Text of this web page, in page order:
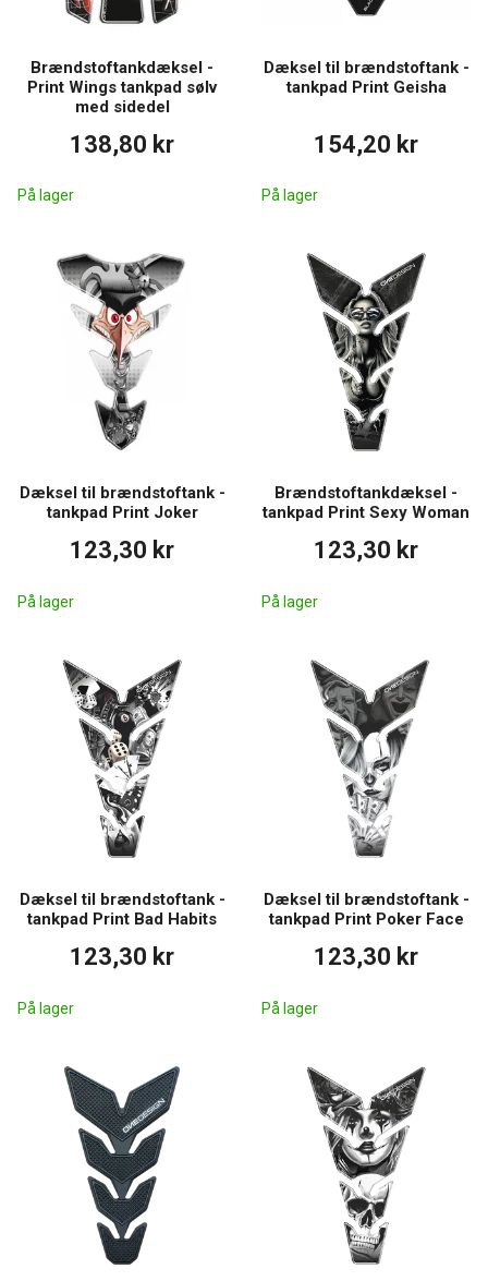
Brændstoftankdæksel -
Print Wings tankpad sølv
med sidedel
138,80 kr
På lager
Dæksel til brændstoftank -
tankpad Print Geisha
154,20 kr
På lager
Dæksel til brændstoftank -
tankpad Print Joker
123,30 kr
På lager
Brændstoftankdæksel -
tankpad Print Sexy Woman
123,30 kr
På lager
Dæksel til brændstoftank -
tankpad Print Bad Habits
123,30 kr
På lager
Dæksel til brændstoftank -
tankpad Print Poker Face
123,30 kr
På lager